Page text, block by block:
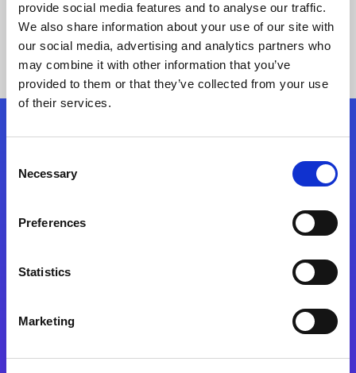
provide social media features and to analyse our traffic.
We also share information about your use of our site with
our social media, advertising and analytics partners who
may combine it with other information that you’ve
provided to them or that they’ve collected from your use
of their services.
Selection
Necessary
Preferences
Statistics
Marketing
Kövessen minket!